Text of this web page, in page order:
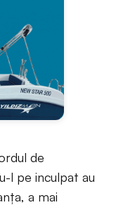
de
l pe inculpat au
a mai